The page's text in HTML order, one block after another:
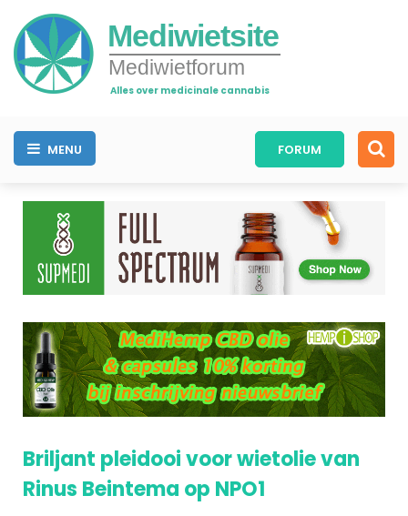
Mediwietsite
Mediwietforum
Alles over medicinale cannabis
MENU FORUM
Briljant pleidooi voor wietolie van
Rinus Beintema op NPO1